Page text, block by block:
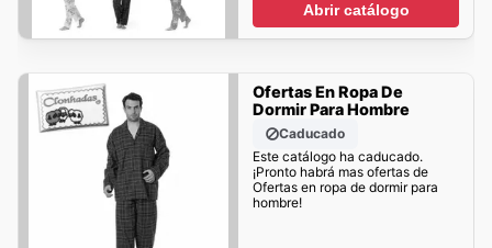
Abrir catálogo
Ofertas En Ropa De
Dormir Para Hombre
Caducado
Este catálogo ha caducado.
¡Pronto habrá mas ofertas de
Ofertas en ropa de dormir para
hombre!